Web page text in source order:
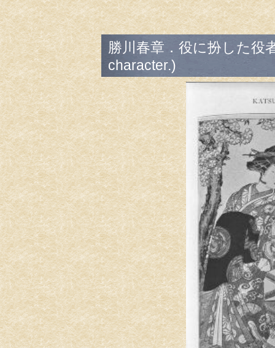
勝川春章．役に扮した役
character.)